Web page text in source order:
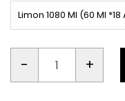
Limon 1080 Ml (60 Ml
- +